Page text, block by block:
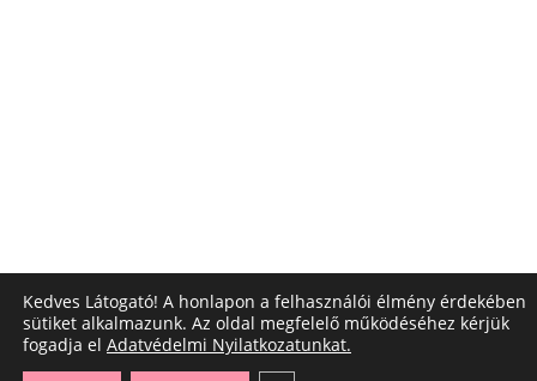
Kedves Látogató! A honlapon a felhasználói élmény érdekében
sütiket alkalmazunk. Az oldal megfelelő működéséhez kérjük
fogadja el Adatvédelmi Nyilatkozatunkat.